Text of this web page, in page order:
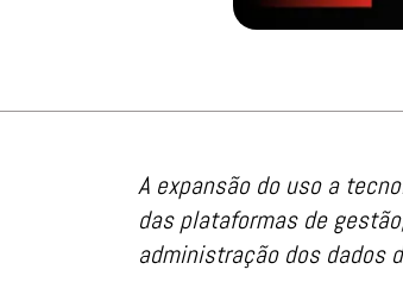
A expansão do uso a
das plataformas de
administração dos dados